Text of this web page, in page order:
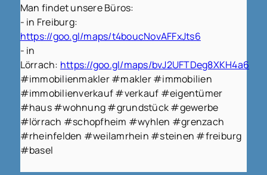
Man findet unsere Büros:
- in Freiburg:
https://goo.gl/maps/t4boucNovAFFxJts6
- in
Lörrach: https://goo.gl/maps/bvJ2UFTDeg8XKH4a6
#immobilienmakler #makler #immobilien
#immobilienverkauf #verkauf #eigentümer
#haus #wohnung #grundstück #gewerbe
#lörrach #schopfheim #wyhlen #grenzach
#rheinfelden #weilamrhein #steinen #freiburg
#basel